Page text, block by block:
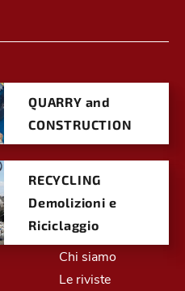
QUARRY and
CONSTRUCTION
RECYCLING
Demolizioni e
Riciclaggio
Chi siamo
Le riviste